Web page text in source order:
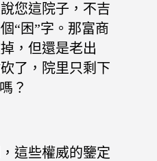
您這院子，不吉
“困”字。那富商
，但還是老出
了，院里只剩下
？
這些權威的鑒定